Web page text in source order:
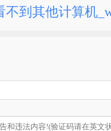
不到其他计算机